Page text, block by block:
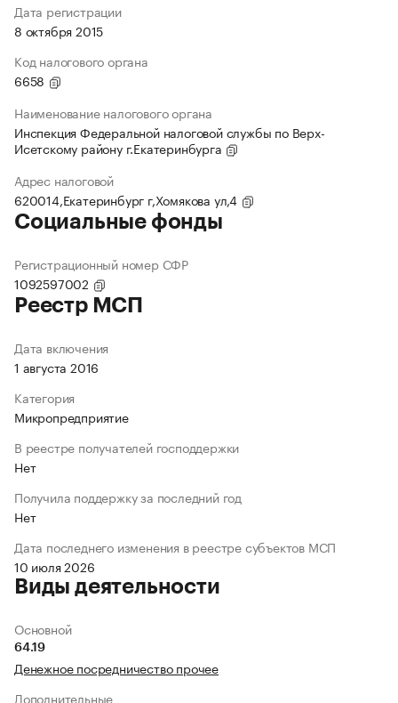
Дата регистрации
8 октября 2015
Код налогового органа
6658
Наименование налогового органа
Инспекция Федеральной налоговой службы по Верх-
Исетскому району г.Екатеринбурга
Адрес налоговой
620014,Екатеринбург г,Хомякова ул,4
Социальные фонды
Регистрационный номер СФР
1092597002
Реестр МСП
Дата включения
1 августа 2016
Категория
Микропредприятие
В реестре получателей господдержки
Нет
Получила поддержку за последний год
Нет
Дата последнего изменения в реестре субъектов МСП
10 июля 2026
Виды деятельности
Основной
64.19
Денежное посредничество прочее
Дополнительные